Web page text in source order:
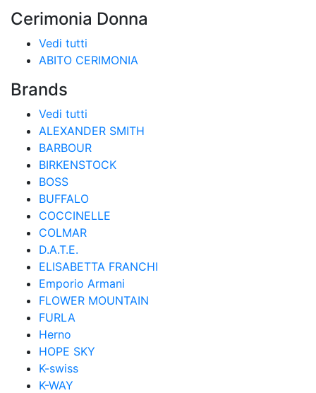
Cerimonia Donna
Vedi tutti
ABITO CERIMONIA
Brands
Vedi tutti
ALEXANDER SMITH
BARBOUR
BIRKENSTOCK
BOSS
BUFFALO
COCCINELLE
COLMAR
D.A.T.E.
ELISABETTA FRANCHI
Emporio Armani
FLOWER MOUNTAIN
FURLA
Herno
HOPE SKY
K-swiss
K-WAY